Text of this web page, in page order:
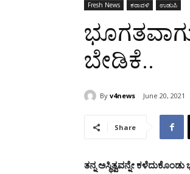
Fresh News ಕರಾವಳಿ ಉಡುಪಿ
ಬೇಡಿಕೆ..
By v4news June 20, 2021
Share
ತನ್ನ ಅಸ್ಥಿತ್ವವನ್ನೇ